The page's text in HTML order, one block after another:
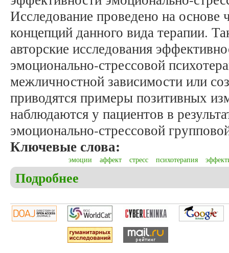
Исследование проведено на основе
концепций данного вида терапии.
авторские исследования
эмоционально-стрессовой
межличностной зависимости или
приводятся примеры позитивных
наблюдаются у пациентов в
эмоционально-стрессовой
Ключевые слова:
эмоции аффект стресс психотерапия
Подробнее